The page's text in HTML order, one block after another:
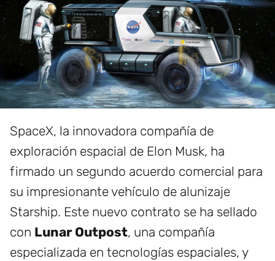
SpaceX, la innovadora compañía de
exploración espacial de Elon Musk, ha
firmado un segundo acuerdo comercial para
su impresionante vehículo de alunizaje
Starship. Este nuevo contrato se ha sellado
con Lunar Outpost, una compañía
especializada en tecnologías espaciales, y